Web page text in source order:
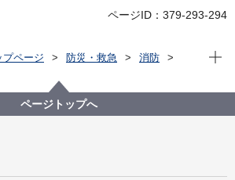
ページID：379-293-294
プページ 防災・救急
消防
「ご当地Tシャツ製作!!」
現在
ページトップへ